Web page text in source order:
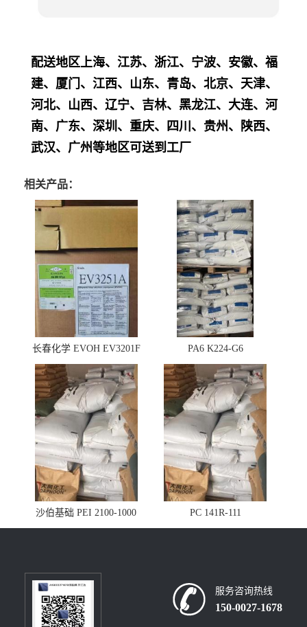
配送地区上海、江苏、浙江、宁波、安徽、福
建、厦门、江西、山东、青岛、北京、天津、
河北、山西、辽宁、吉林、黑龙江、大连、河
南、广东、深圳、重庆、四川、贵州、陕西、
武汉、广州等地区可送到工厂
相关产品：
长春化学 EVOH EV3201F PA6 K224-G6
沙伯基础 PEI 2100-1000 PC 141R-111
服务咨询热线
150-0027-1678